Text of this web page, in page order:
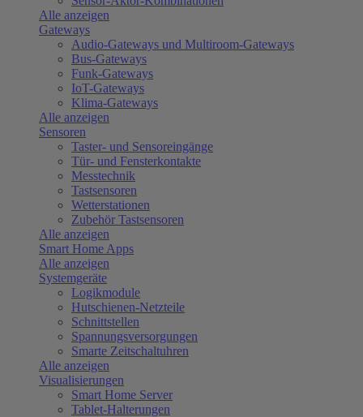
Alle anzeigen
Gateways
Audio-Gateways und Multiroom-Gateways
Bus-Gateways
Funk-Gateways
IoT-Gateways
Klima-Gateways
Alle anzeigen
Sensoren
Taster- und Sensoreingänge
Tür- und Fensterkontakte
Messtechnik
Tastsensoren
Wetterstationen
Zubehör Tastsensoren
Alle anzeigen
Smart Home Apps
Alle anzeigen
Systemgeräte
Logikmodule
Hutschienen-Netzteile
Schnittstellen
Spannungsversorgungen
Smarte Zeitschaltuhren
Alle anzeigen
Visualisierungen
Smart Home Server
Tablet-Halterungen